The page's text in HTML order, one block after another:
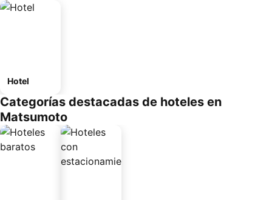
Hotel
Categorías destacadas de hoteles en
Matsumoto